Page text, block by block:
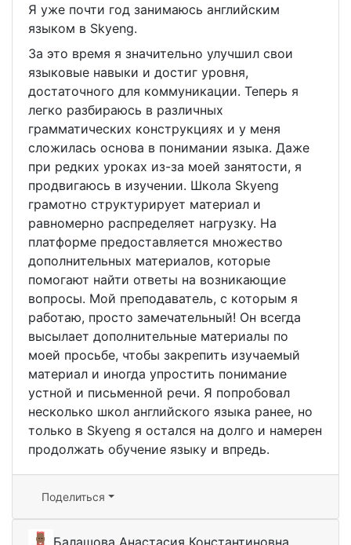
Я уже почти год занимаюсь английским
языком в Skyeng.
За это время я значительно улучшил свои
языковые навыки и достиг уровня,
достаточного для коммуникации. Теперь я
легко разбираюсь в различных
грамматических конструкциях и у меня
сложилась основа в понимании языка. Даже
при редких уроках из-за моей занятости, я
продвигаюсь в изучении. Школа Skyeng
грамотно структурирует материал и
равномерно распределяет нагрузку. На
платформе предоставляется множество
дополнительных материалов, которые
помогают найти ответы на возникающие
вопросы. Мой преподаватель, с которым я
работаю, просто замечательный! Он всегда
высылает дополнительные материалы по
моей просьбе, чтобы закрепить изучаемый
материал и иногда упростить понимание
устной и письменной речи. Я попробовал
несколько школ английского языка ранее, но
только в Skyeng я остался на долго и намерен
продолжать обучение языку и впредь.
Поделиться
Балашова Анастасия Константиновна